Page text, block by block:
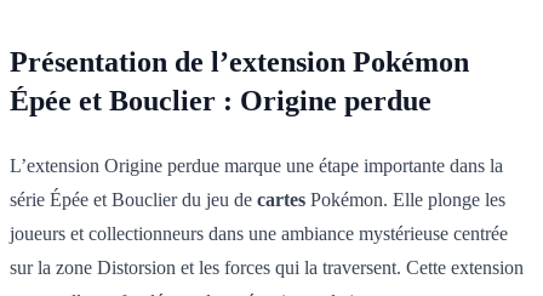
Présentation de l’extension Pokémon
Épée et Bouclier : Origine perdue
L’extension Origine perdue marque une étape importante dans la
série Épée et Bouclier du jeu de cartes Pokémon. Elle plonge les
joueurs et collectionneurs dans une ambiance mystérieuse centrée
sur la zone Distorsion et les forces qui la traversent. Cette extension